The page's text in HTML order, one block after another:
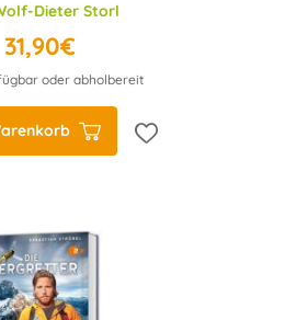
Dieter Storl
31,90€
oder abholbereit